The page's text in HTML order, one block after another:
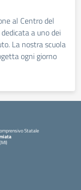
al Centro del
a uno dei
La nostra scuola
ogni giorno
Statale